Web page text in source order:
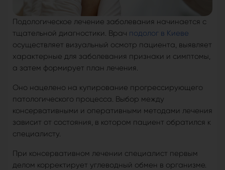
Подологическое лечение заболевания начинается с
тщательной диагностики. Врач подолог в Киеве
осуществляет визуальный осмотр пациента, выявляет
характерные для заболевания признаки и симптомы,
а затем формирует план лечения.
Оно нацелено на купирование прогрессирующего
патологического процесса. Выбор между
консервативными и оперативными методами лечения
зависит от состояния, в котором пациент обратился к
специалисту.
При консервативном лечении специалист первым
делом корректирует углеводный обмен в организме.